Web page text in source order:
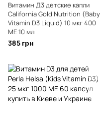
Витамин Д3 детские капли
California Gold Nutrition (Baby
Vitamin D3 Liquid) 10 мкг 400
МЕ 10 мл
385 грн